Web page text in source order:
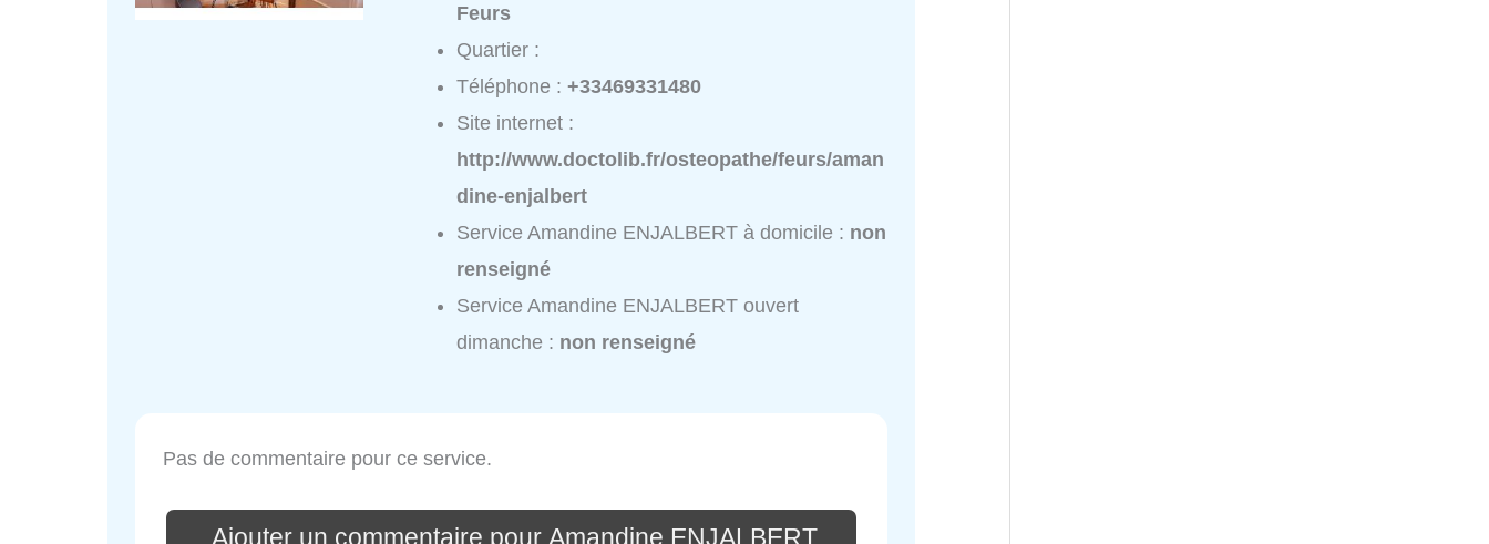
Feurs
Quartier :
Téléphone :+33469331480
Site internet :
http://www.doctolib.fr/osteopathe/feurs/aman
dine-enjalbert
Service Amandine ENJALBERT à domicile : non
renseigné
Service Amandine ENJALBERT ouvert
dimanche : non renseigné
Pas de commentaire pour ce service.
Ajouter un commentaire pour Amandine ENJALBERT